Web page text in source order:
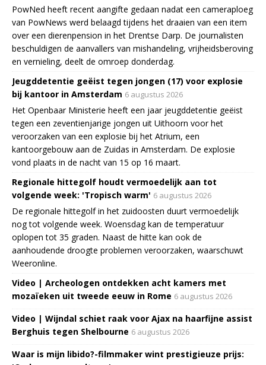
PowNed heeft recent aangifte gedaan nadat een cameraploeg
van PowNews werd belaagd tijdens het draaien van een item
over een dierenpension in het Drentse Darp. De journalisten
beschuldigen de aanvallers van mishandeling, vrijheidsberoving
en vernieling, deelt de omroep donderdag.
Jeugddetentie geëist tegen jongen (17) voor explosie
bij kantoor in Amsterdam 6 augustus 2026
Het Openbaar Ministerie heeft een jaar jeugddetentie geëist
tegen een zeventienjarige jongen uit Uithoorn voor het
veroorzaken van een explosie bij het Atrium, een
kantoorgebouw aan de Zuidas in Amsterdam. De explosie
vond plaats in de nacht van 15 op 16 maart.
Regionale hittegolf houdt vermoedelijk aan tot
volgende week: 'Tropisch warm' 6 augustus 2026
De regionale hittegolf in het zuidoosten duurt vermoedelijk
nog tot volgende week. Woensdag kan de temperatuur
oplopen tot 35 graden. Naast de hitte kan ook de
aanhoudende droogte problemen veroorzaken, waarschuwt
Weeronline.
Video | Archeologen ontdekken acht kamers met
mozaïeken uit tweede eeuw in Rome 6 augustus 2026
Video | Wijndal schiet raak voor Ajax na haarfijne assist
Berghuis tegen Shelbourne 6 augustus 2026
Waar is mijn libido?-filmmaker wint prestigieuze prijs: